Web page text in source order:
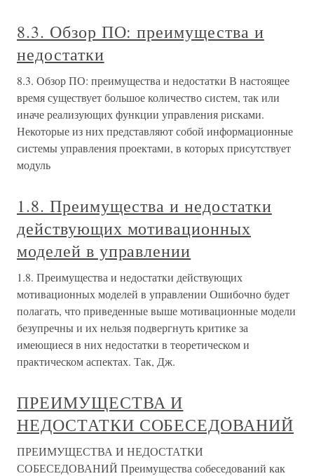
8.3. Обзор ПО: преимущества и
недостатки
8.3. Обзор ПО: преимущества и недостатки В настоящее
время существует большое количество систем, так или
иначе реализующих функции управления рисками.
Некоторые из них представляют собой информационные
системы управления проектами, в которых присутствует
модуль
1.8. Преимущества и недостатки
действующих мотивационных
моделей в управлении
1.8. Преимущества и недостатки действующих
мотивационных моделей в управлении Ошибочно будет
полагать, что приведенные выше мотивационные модели
безупречны и их нельзя подвергнуть критике за
имеющиеся в них недостатки в теоретическом и
практическом аспектах. Так, Дж.
ПРЕИМУЩЕСТВА И
НЕДОСТАТКИ СОБЕСЕДОВАНИЙ
ПРЕИМУЩЕСТВА И НЕДОСТАТКИ
СОБЕСЕДОВАНИЙ Преимущества собеседований как